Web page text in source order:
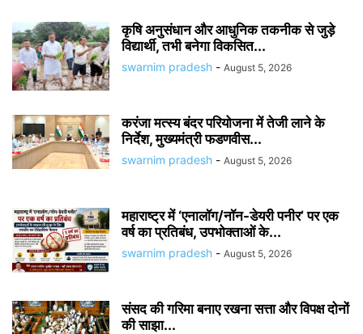
कृषि अनुसंधान और आधुनिक तकनीक से जुड़े
विद्यार्थी, तभी बनेगा विकसित...
swarnim pradesh - August 5, 2026
करंजा मत्स्य बंदर परियोजना में तेजी लाने के
निर्देश, मुख्यमंत्री फडणवीस...
swarnim pradesh - August 5, 2026
महाराष्ट्र में ‘एनालॉग/नॉन-डेयरी पनीर’ पर एक
वर्ष का प्रतिबंध, उपभोक्ताओं के...
swarnim pradesh - August 5, 2026
संसद की गरिमा बनाए रखना सत्ता और विपक्ष दोनों
की साझा...